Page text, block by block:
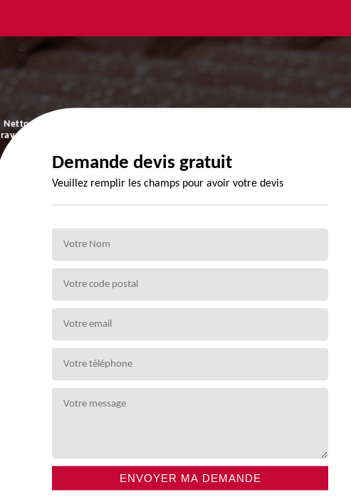
Nettoyage et
ravalement de
Demande devis gratuit
Veuillez remplir les champs pour avoir votre devis